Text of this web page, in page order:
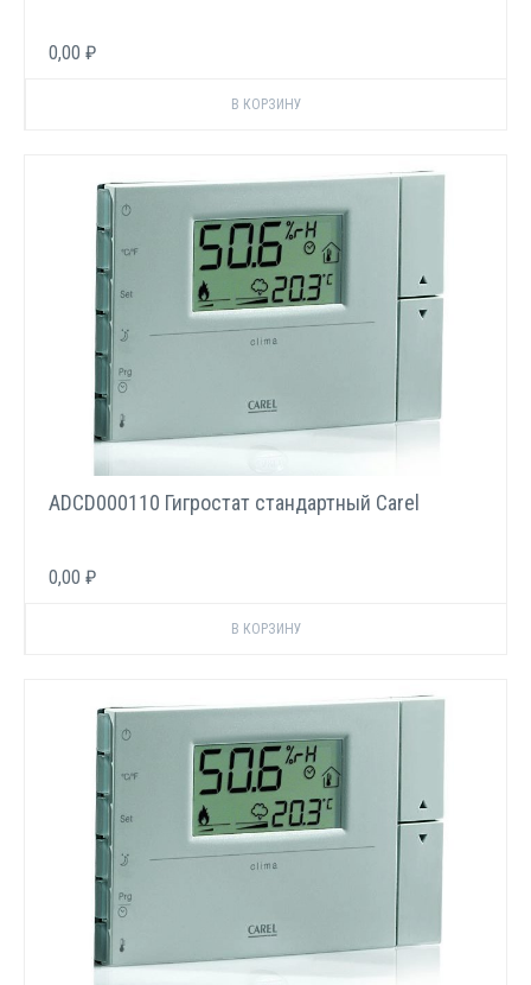
0,00 ₽
ADCD000110 Гигростат стандартный Carel
0,00 ₽